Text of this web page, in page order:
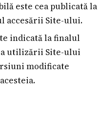
este cea publicată la
accesării Site-ului.
indicată la finalul
utilizării Site-ului
modificate